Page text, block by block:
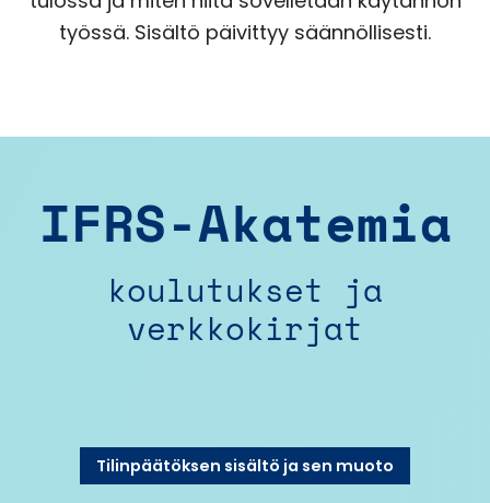
työssä. Sisältö päivittyy säännöllisesti.
IFRS-Akatemia
koulutukset ja
verkkokirjat
Tilinpäätöksen sisältö ja sen muoto